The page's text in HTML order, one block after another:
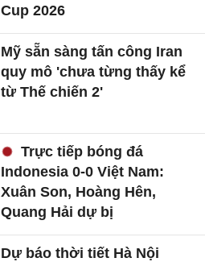
Cup 2026
Mỹ sẵn sàng tấn công Iran
quy mô 'chưa từng thấy kể
từ Thế chiến 2'
Trực tiếp bóng đá
Indonesia 0-0 Việt Nam:
Xuân Son, Hoàng Hên,
Quang Hải dự bị
Dự báo thời tiết Hà Nội